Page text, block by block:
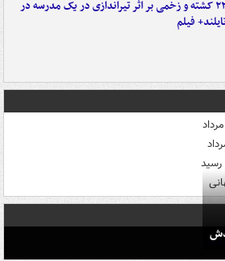
۲۲ کشته و زخمی بر اثر تیراندازی در یک مدرسه در
فیلم